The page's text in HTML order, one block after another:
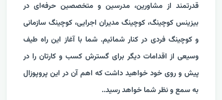
قدرتمند از مشاورین، مدرسین و متخصصین حرفه‌ای در
بیزینس کوچینگ، کوچینگ مدیران اجرایی، کوچینگ سازمانی
و کوچینگ فردی در کنار شمائیم. شما با آغاز این راه طیف
وسیعی از اقدامات دیگر برای گسترش کسب و کارتان را در
پیش و روی خود خواهید داشت که اهم آن در این پروپوزال
به سمع و نظر شما خواهد رسید..